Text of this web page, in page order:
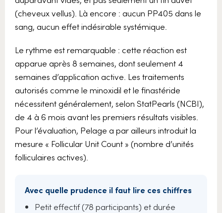
(cheveux vellus). Là encore : aucun PP405 dans le
sang, aucun effet indésirable systémique.
Le rythme est remarquable : cette réaction est
apparue après 8 semaines, dont seulement 4
semaines d’application active. Les traitements
autorisés comme le minoxidil et le finastéride
nécessitent généralement, selon StatPearls (NCBI),
de 4 à 6 mois avant les premiers résultats visibles.
Pour l’évaluation, Pelage a par ailleurs introduit la
mesure « Follicular Unit Count » (nombre d’unités
folliculaires actives).
Avec quelle prudence il faut lire ces chiffres
Petit effectif (78 participants) et durée